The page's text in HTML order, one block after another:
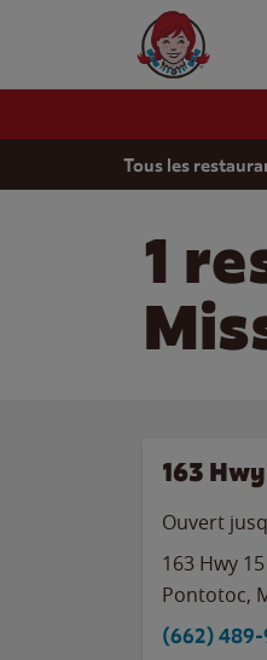
Wendy's
Return to NavTous les
1
163
Ouvert
163 Hwy
Pontotoc,
(662)